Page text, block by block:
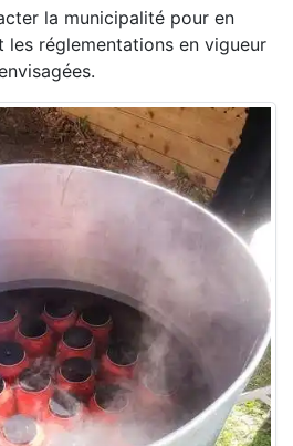
la municipalité pour en
les réglementations en vigueur